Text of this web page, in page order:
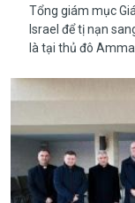
Tổng giám mục
Israel để tị nạn
là tại thủ đô